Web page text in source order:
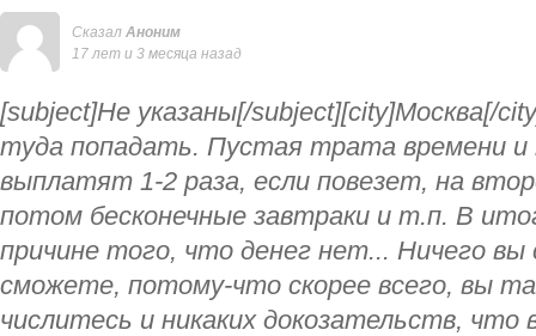
Сказал Аноним
17 лет и 3 месяца назад
[subject]Не указаны[/subject][city]Москва[/
туда попадать. Пустая трата времени и
выплатят 1-2 раза, если повезет, на
потом бесконечные завтраки и т.п. В
причине того, что денег нет... Ничего
сможете, потому-что скорее всего, вы
числитесь и никаких докозательств,